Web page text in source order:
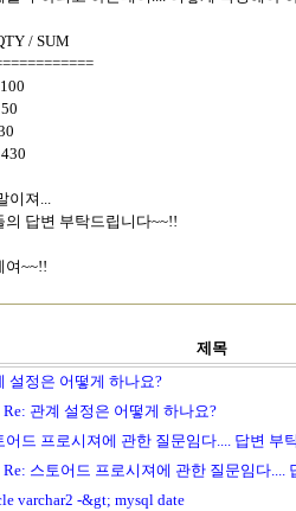
/ SUM
이져...
의 답변 부탁드립니다~~!!
여~~!!
제목
설정은 어떻게 하나요?
Re: 관계 설정은 어떻게 하나요?
어드 프로시져에 관한 질문임다.... 답변 부
Re: 스토어드 프로시져에 관한 질문임다....
varchar2 -&gt; mysql date